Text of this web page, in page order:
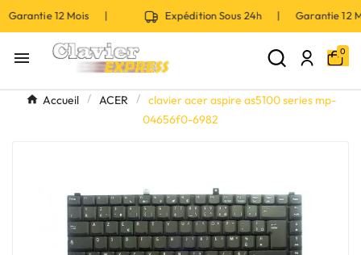
12 Mois | Expédition Sous 24h | Garantie
 0
Accueil ACER
clavier acer aspire as5100 series mp-
04656f0-6982